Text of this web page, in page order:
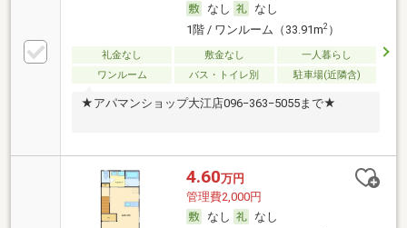
なし
なし
1階 / ワンルーム（33.91m2）
礼金なし 敷金なし
一人暮らし
ワンルーム
バス・トイレ別 駐車場(近隣含)
★アパマンショップ大江店096−363−5055まで★
4.60万円
管理費2,000円
なし
なし